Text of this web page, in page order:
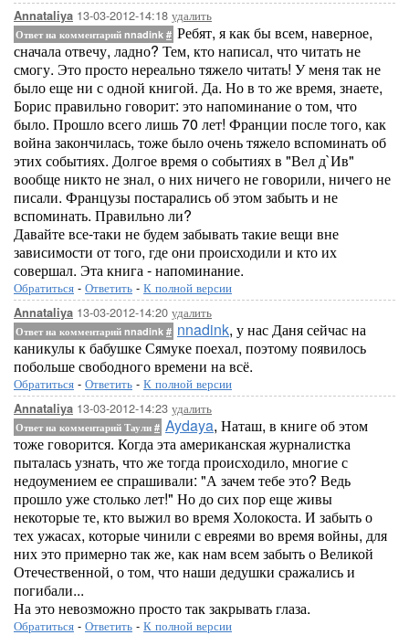
Annataliya 13-03-2012-14:18 удалить
Ответ на комментарий nnadink # Ребят, я как бы всем, наверное,
сначала отвечу, ладно? Тем, кто написал, что читать не
смогу. Это просто нереально тяжело читать! У меня так не
было еще ни с одной книгой. Да. Но в то же время, знаете,
Борис правильно говорит: это напоминание о том, что
было. Прошло всего лишь 70 лет! Франции после того, как
война закончилась, тоже было очень тяжело вспоминать об
этих событиях. Долгое время о событиях в "Вел д`Ив"
вообще никто не знал, о них ничего не говорили, ничего не
писали. Французы постарались об этом забыть и не
вспоминать. Правильно ли?
Давайте все-таки не будем забывать такие вещи вне
зависимости от того, где они происходили и кто их
совершал. Эта книга - напоминание.
Обратиться - Ответить - К полной версии
Annataliya 13-03-2012-14:20 удалить
Ответ на комментарий nnadink # nnadink, у нас Даня сейчас на
каникулы к бабушке Сямуке поехал, поэтому появилось
побольше свободного времени на всё.
Обратиться - Ответить - К полной версии
Annataliya 13-03-2012-14:23 удалить
Ответ на комментарий Таули # Aydaya, Наташ, в книге об этом
тоже говорится. Когда эта американская журналистка
пыталась узнать, что же тогда происходило, многие с
недоумением ее спрашивали: "А зачем тебе это? Ведь
прошло уже столько лет!" Но до сих пор еще живы
некоторые те, кто выжил во время Холокоста. И забыть о
тех ужасах, которые чинили с евреями во время войны, для
них это примерно так же, как нам всем забыть о Великой
Отечественной, о том, что наши дедушки сражались и
погибали...
На это невозможно просто так закрывать глаза.
Обратиться - Ответить - К полной версии